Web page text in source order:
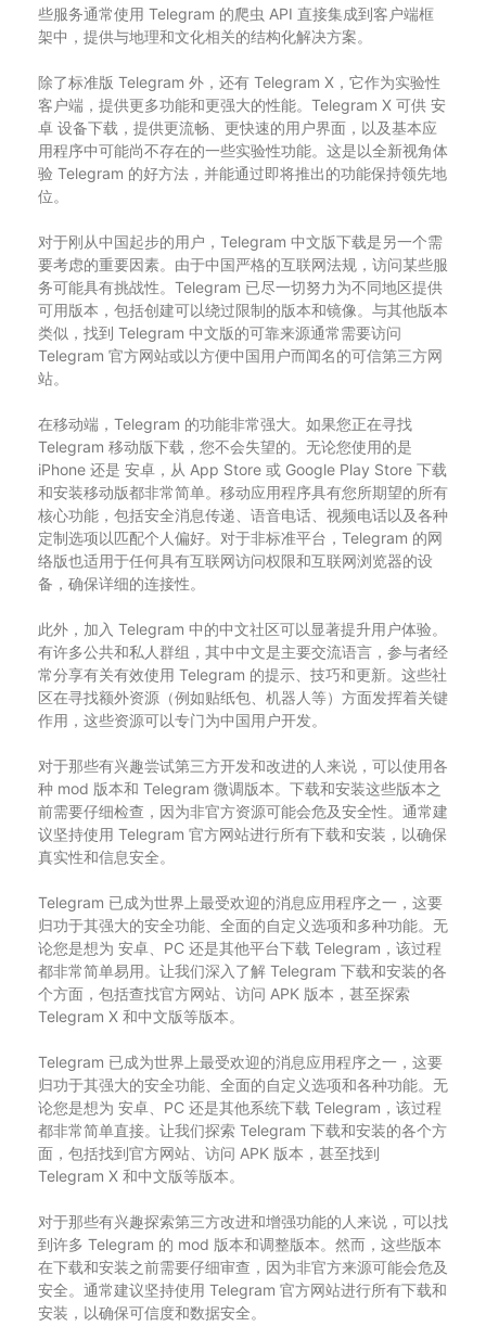
些服务通常使用 Telegram 的爬虫 API 直接集成到客户端框
架中，提供与地理和文化相关的结构化解决方案。
除了标准版 Telegram 外，还有 Telegram X，它作为实验性
客户端，提供更多功能和更强大的性能。Telegram X 可供 安
卓 设备下载，提供更流畅、更快速的用户界面，以及基本应
用程序中可能尚不存在的一些实验性功能。这是以全新视角体
验 Telegram 的好方法，并能通过即将推出的功能保持领先地
位。
对于刚从中国起步的用户，Telegram 中文版下载是另一个需
要考虑的重要因素。由于中国严格的互联网法规，访问某些服
务可能具有挑战性。Telegram 已尽一切努力为不同地区提供
可用版本，包括创建可以绕过限制的版本和镜像。与其他版本
类似，找到 Telegram 中文版的可靠来源通常需要访问
Telegram 官方网站或以方便中国用户而闻名的可信第三方网
站。
在移动端，Telegram 的功能非常强大。如果您正在寻找
Telegram 移动版下载，您不会失望的。无论您使用的是
iPhone 还是 安卓，从 App Store 或 Google Play Store 下载
和安装移动版都非常简单。移动应用程序具有您所期望的所有
核心功能，包括安全消息传递、语音电话、视频电话以及各种
定制选项以匹配个人偏好。对于非标准平台，Telegram 的网
络版也适用于任何具有互联网访问权限和互联网浏览器的设
备，确保详细的连接性。
此外，加入 Telegram 中的中文社区可以显著提升用户体验。
有许多公共和私人群组，其中中文是主要交流语言，参与者经
常分享有关有效使用 Telegram 的提示、技巧和更新。这些社
区在寻找额外资源（例如贴纸包、机器人等）方面发挥着关键
作用，这些资源可以专门为中国用户开发。
对于那些有兴趣尝试第三方开发和改进的人来说，可以使用各
种 mod 版本和 Telegram 微调版本。下载和安装这些版本之
前需要仔细检查，因为非官方资源可能会危及安全性。通常建
议坚持使用 Telegram 官方网站进行所有下载和安装，以确保
真实性和信息安全。
Telegram 已成为世界上最受欢迎的消息应用程序之一，这要
归功于其强大的安全功能、全面的自定义选项和多种功能。无
论您是想为 安卓、PC 还是其他平台下载 Telegram，该过程
都非常简单易用。让我们深入了解 Telegram 下载和安装的各
个方面，包括查找官方网站、访问 APK 版本，甚至探索
Telegram X 和中文版等版本。
Telegram 已成为世界上最受欢迎的消息应用程序之一，这要
归功于其强大的安全功能、全面的自定义选项和各种功能。无
论您是想为 安卓、PC 还是其他系统下载 Telegram，该过程
都非常简单直接。让我们探索 Telegram 下载和安装的各个方
面，包括找到官方网站、访问 APK 版本，甚至找到
Telegram X 和中文版等版本。
对于那些有兴趣探索第三方改进和增强功能的人来说，可以找
到许多 Telegram 的 mod 版本和调整版本。然而，这些版本
在下载和安装之前需要仔细审查，因为非官方来源可能会危及
安全。通常建议坚持使用 Telegram 官方网站进行所有下载和
安装，以确保可信度和数据安全。